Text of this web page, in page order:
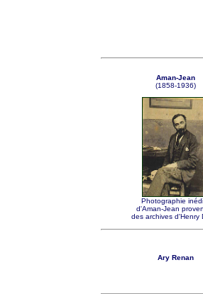
Aman-Jean
(1858-1936)
Photographie
d'Aman-Jean
des archives d'Henry
Ary Renan